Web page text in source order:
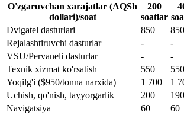
O'zgaruvchan xarajatlar (AQSh
dollari)/soat
200
soatlar
Dvigatel dasturlari
850 850
Rejalashtiruvchi dasturlar
- -
VSU/Pervaneli dasturlar
- -
Texnik xizmat ko'rsatish
550 550
Yoqilg'i ($950/tonna narxida)
1 700 1
Uchish, qo'nish, tayyorgarlik
200 190
Navigatsiya
60 60